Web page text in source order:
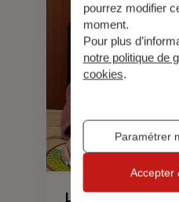
Leleu Marine
pourrez modifier
moment.
Pour plus
notre politique de
cookies.
Paramétrer
Accepter